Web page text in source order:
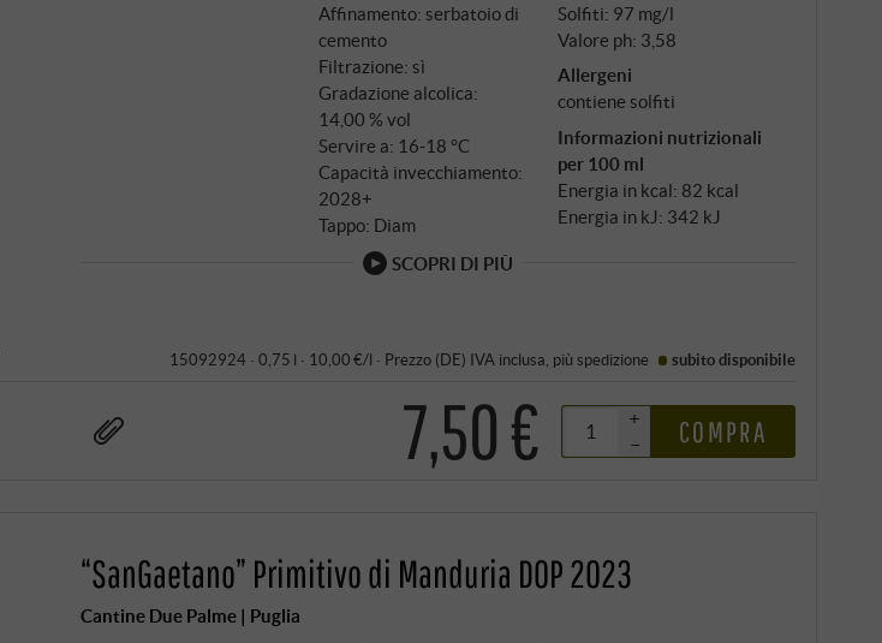
Affinamento: serbatoio di
cemento
Filtrazione: sì
Gradazione alcolica:
14,00 % vol
Servire a: 16‑18 °C
Capacità invecchiamento:
2028+
Tappo: Diam
Solfiti: 97 mg/l
Valore ph: 3,58
Allergeni
contiene solfiti
Informazioni nutrizionali
per 100 ml
Energia in kcal: 82 kcal
Energia in kJ: 342 kJ
SCOPRI DI PIÙ
15092924 · 0,75 l · 10,00 €/l · Prezzo (DE) IVA inclusa , più spedizione subito disponibile
7,50 €
+
–
COMPRA
“SanGaetano” Primitivo di Manduria DOP 2023
Cantine Due Palme | Puglia